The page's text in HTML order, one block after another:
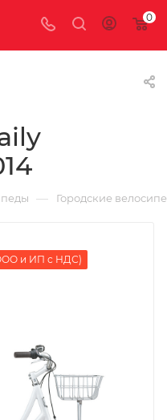
0
— Городские
и ИП с НДС)